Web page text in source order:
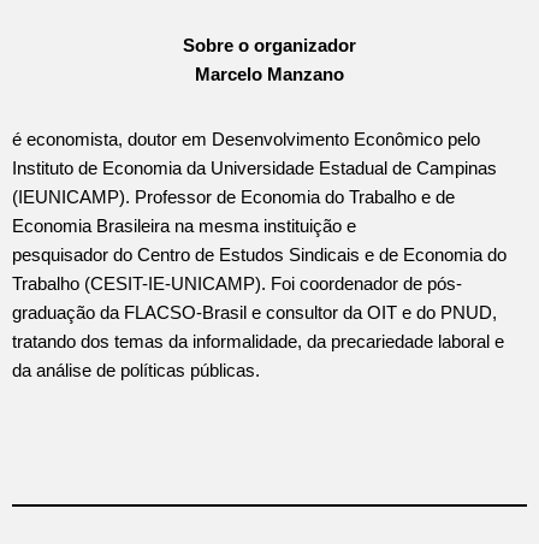
Sobre o organizador
Marcelo Manzano
é economista, doutor em Desenvolvimento Econômico pelo
Instituto de Economia da Universidade Estadual de Campinas
(IEUNICAMP). Professor de Economia do Trabalho e de
Economia Brasileira na mesma instituição e
pesquisador do Centro de Estudos Sindicais e de Economia do
Trabalho (CESIT-IE-UNICAMP). Foi coordenador de pós-
graduação da FLACSO-Brasil e consultor da OIT e do PNUD,
tratando dos temas da informalidade, da precariedade laboral e
da análise de políticas públicas.